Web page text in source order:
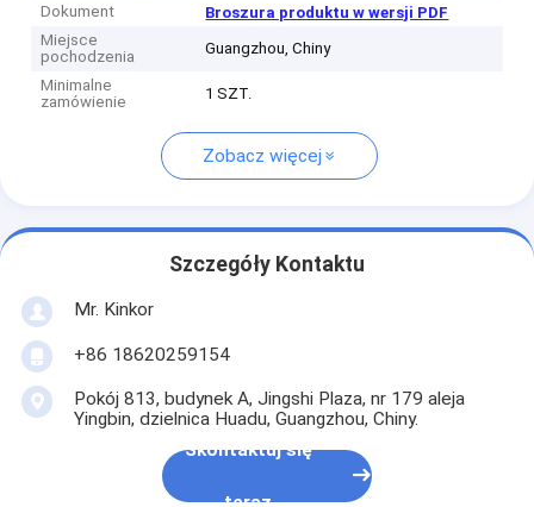
Dokument
Broszura produktu w wersji PDF
Miejsce
pochodzenia
Guangzhou, Chiny
Minimalne
zamówienie
1 SZT.
Zobacz więcej
Szczegóły Kontaktu
Mr. Kinkor
+86 18620259154
Pokój 813, budynek A, Jingshi Plaza, nr 179 aleja
Yingbin, dzielnica Huadu, Guangzhou, Chiny.
Skontaktuj się
teraz